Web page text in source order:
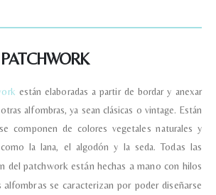
están elaboradas a partir de bordar y anexar
alfombras, ya sean clásicas o vintage. Están
componen de colores vegetales naturales y
como la lana, el algodón y la seda.Todas las
del patchwork están hechas a mano con hilos
alfombras se caracterizan por poder diseñarse